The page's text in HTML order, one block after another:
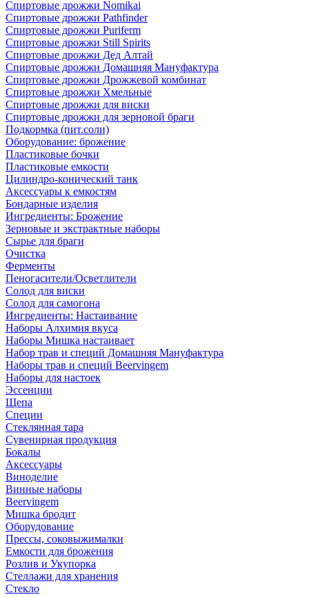
Спиртовые дрожжи Nomikai
Спиртовые дрожжи Pathfinder
Спиртовые дрожжи Puriferm
Спиртовые дрожжи Still Spirits
Спиртовые дрожжи Дед Алтай
Спиртовые дрожжи Домашняя Мануфактура
Спиртовые дрожжи Дрожжевой комбинат
Спиртовые дрожжи Хмельные
Спиртовые дрожжи для виски
Спиртовые дрожжи для зерновой браги
Подкормка (пит.соли)
Оборудование: брожение
Пластиковые бочки
Пластиковые емкости
Цилиндро-конический танк
Аксессуары к емкостям
Бондарные изделия
Ингредиенты: Брожение
Зерновые и экстрактные наборы
Сырье для браги
Очистка
Ферменты
Пеногасители/Осветлители
Солод для виски
Солод для самогона
Ингредиенты: Настаивание
Наборы Алхимия вкуса
Наборы Мишка настаивает
Набор трав и специй Домашняя Мануфактура
Наборы трав и специй Beervingem
Наборы для настоек
Эссенции
Щепа
Специи
Стеклянная тара
Сувенирная продукция
Бокалы
Аксессуары
Виноделие
Винные наборы
Beervingem
Мишка бродит
Оборудование
Прессы, соковыжималки
Емкости для брожения
Розлив и Укупорка
Стеллажи для хранения
Стекло